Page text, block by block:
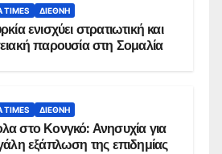
TIMES ΔΙΕΘΝΉ
ενισχύει στρατιωτική και
παρουσία στη Σομαλία
TIMES ΔΙΕΘΝΉ
στο Κονγκό: Ανησυχία για
εξάπλωση της επιδημίας